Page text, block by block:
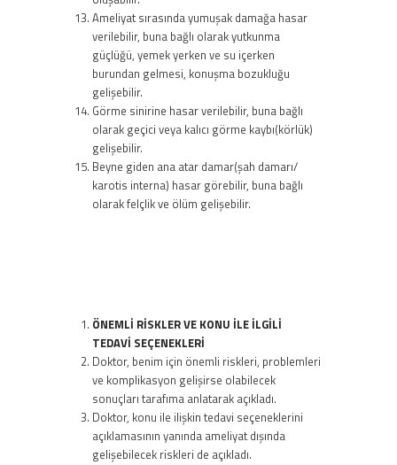
Ameliyat sırasında yumuşak damağa hasar
verilebilir, buna bağlı olarak yutkunma
güçlüğü, yemek yerken ve su içerken
burundan gelmesi, konuşma bozukluğu
gelişebilir.
Görme sinirine hasar verilebilir, buna bağlı
olarak geçici veya kalıcı görme kaybı(körlük)
gelişebilir.
Beyne giden ana atar damar(şah damarı/
karotis interna) hasar görebilir, buna bağlı
olarak felçlik ve ölüm gelişebilir.
ÖNEMLİ RİSKLER VE KONU İLE İLGİLİ
TEDAVİ SEÇENEKLERİ
Doktor, benim için önemli riskleri, problemleri
ve komplikasyon gelişirse olabilecek
sonuçları tarafıma anlatarak açıkladı.
Doktor, konu ile ilişkin tedavi seçeneklerini
açıklamasının yanında ameliyat dışında
gelişebilecek riskleri de açıkladı.